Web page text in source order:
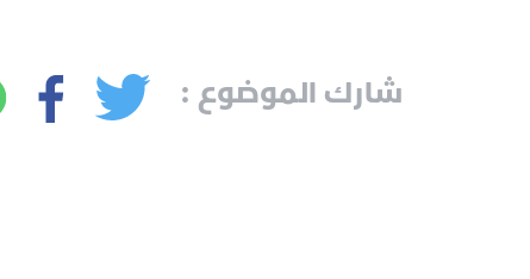
شارك الموضوع :